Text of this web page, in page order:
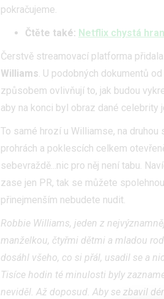
pokračujeme.
Čtěte také: Netflix chystá
Čerstvě streamovací platforma
Williams. U podobných dokumentů od
způsobem ovlivňují to, jak budou
aby na konci byl obraz dané celebrity
To samé hrozí u Williamse, na
prohrách a poklescích celkem
sebevraždě...nic pro něj není tabu.
zase jen PR, tak se můžete
přinejmenším nebudete nudit.
Robbie Williams, jeden z
manželkou, čtyřmi dětmi a mladou
dosáhl všeho, co si přál, usadil se a
Tisíce hodin té minulosti byly
neviděl. Až doposud. Aby se zbavil